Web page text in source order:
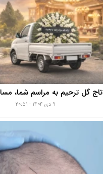
۹ دی ۱۴۰۴ - ۲۰:۵۱